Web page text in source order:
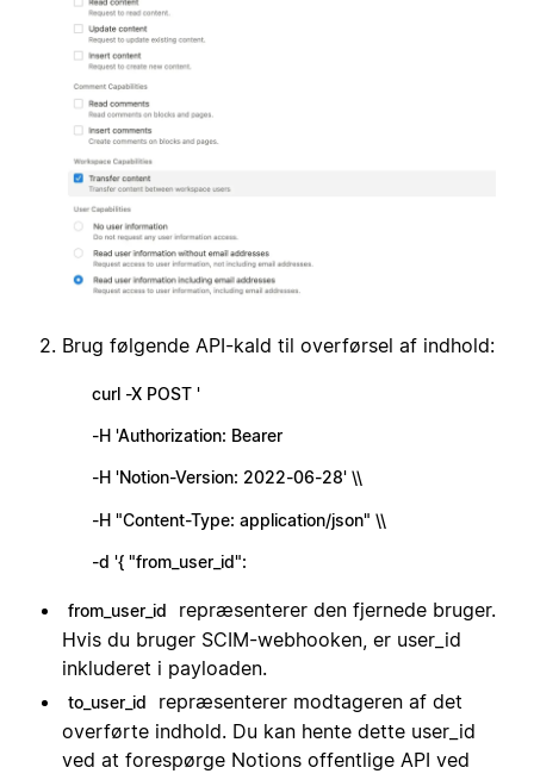
Brug følgende API-kald til overførsel af indhold:
curl -X POST '
-H 'Authorization: Bearer
-H 'Notion-Version: 2022-06-28' \\
-H "Content-Type: application/json" \\
-d '{ "from_user_id":
from_user_id
repræsenterer den fjernede bruger.
Hvis du bruger SCIM-webhooken, er user_id
inkluderet i payloaden.
to_user_id
repræsenterer modtageren af det
overførte indhold. Du kan hente dette user_id
ved at forespørge Notions offentlige API ved